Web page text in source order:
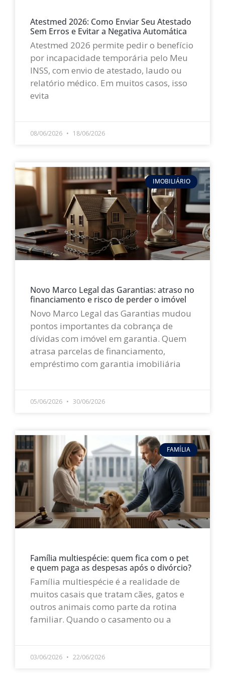
Atestmed 2026: Como Enviar Seu Atestado
Sem Erros e Evitar a Negativa Automática
Atestmed 2026 permite pedir o benefício
por incapacidade temporária pelo Meu
INSS, com envio de atestado, laudo ou
relatório médico. Em muitos casos, isso
evita
08/06/2026 18/06/2026
IMOBILIÁRIO
Novo Marco Legal das Garantias: atraso no
financiamento e risco de perder o imóvel
Novo Marco Legal das Garantias mudou
pontos importantes da cobrança de
dívidas com imóvel em garantia. Quem
atrasa parcelas de financiamento,
empréstimo com garantia imobiliária
05/06/2026 30/06/2026
FAMÍLIA
Família multiespécie: quem fica com o pet
e quem paga as despesas após o divórcio?
Família multiespécie é a realidade de
muitos casais que tratam cães, gatos e
outros animais como parte da rotina
familiar. Quando o casamento ou a
03/06/2026 22/06/2026